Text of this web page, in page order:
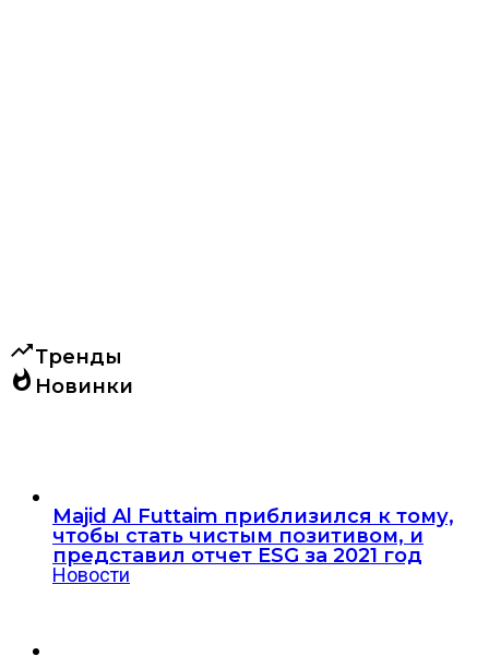
trending_upТренды
whatshot Новинки
Majid Al Futtaim приблизился к тому,
чтобы стать чистым позитивом, и
представил отчет ESG за 2021 год
Новости